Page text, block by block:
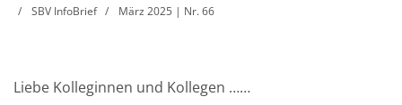
SBV InfoBrief
März 2025 | Nr. 66
Liebe Kolleginnen und Kollegen ……